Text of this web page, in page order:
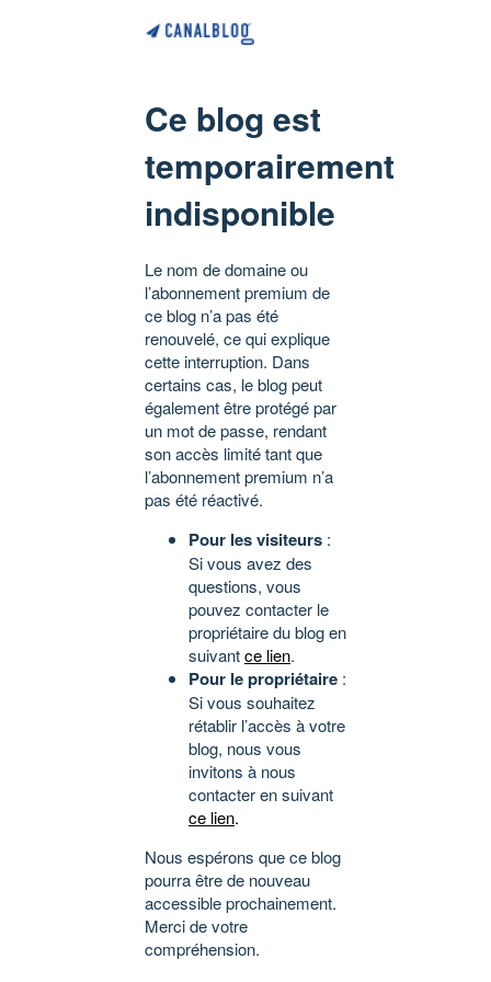
Ce blog est
temporairement
indisponible
Le nom de domaine ou
l’abonnement premium de
ce blog n’a pas été
renouvelé, ce qui explique
cette interruption. Dans
certains cas, le blog peut
également être protégé par
un mot de passe, rendant
son accès limité tant que
l’abonnement premium n’a
pas été réactivé.
Pour les visiteurs :
Si vous avez des
questions, vous
pouvez contacter le
propriétaire du blog en
suivantce lien.
Pour le propriétaire :
Si vous souhaitez
rétablir l’accès à votre
blog, nous vous
invitons à nous
contacter en suivant
ce lien.
Nous espérons que ce blog
pourra être de nouveau
accessible prochainement.
Merci de votre
compréhension.